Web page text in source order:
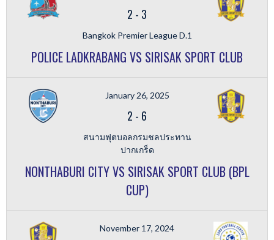
2 - 3
Bangkok Premier League D.1
POLICE LADKRABANG VS SIRISAK SPORT CLUB
January 26, 2025
2 - 6
สนามฟุตบอลกรมชลประทาน
ปากเกร็ด
NONTHABURI CITY VS SIRISAK SPORT CLUB (BPL
CUP)
November 17, 2024